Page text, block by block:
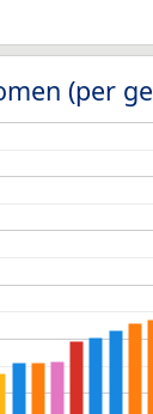
(per